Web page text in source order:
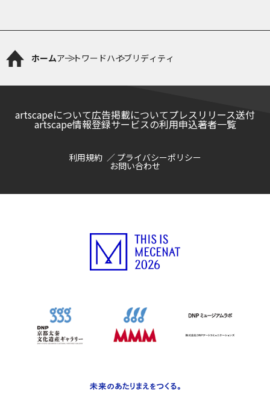
ホームアートワードハイブリディティ
artscapeについて広告掲載についてプレスリリース送付
artscape情報登録サービスの利用申込著者一覧
利用規約 プライバシーポリシー
お問い合わせ